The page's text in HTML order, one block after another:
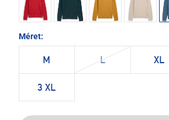
Méret:
M L XL
3 XL